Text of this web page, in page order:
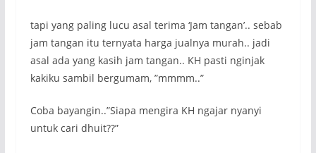
tapi yang paling lucu asal terima ‘Jam tangan’.. sebab
jam tangan itu ternyata harga jualnya murah.. jadi
asal ada yang kasih jam tangan.. KH pasti nginjak
kakiku sambil bergumam, ”mmmm..”
Coba bayangin..”Siapa mengira KH ngajar nyanyi
untuk cari dhuit??”